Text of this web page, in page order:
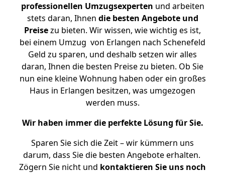
professionellen Umzugsexperten und arbeiten
stets daran, Ihnen die besten Angebote und
Preisezu bieten. Wir wissen, wie wichtig es ist,
bei einem Umzug von Erlangen nach Schenefeld
Geld zu sparen, und deshalb setzen wir alles
daran, Ihnen die besten Preise zu bieten. Ob Sie
nun eine kleine Wohnung haben oder ein großes
Haus in Erlangen besitzen, was umgezogen
werden muss.
Wir haben immer die perfekte Lösung für Sie.
Sparen Sie sich die Zeit – wir kümmern uns
darum, dass Sie die besten Angebote erhalten.
Zögern Sie nicht und kontaktieren Sie uns noch